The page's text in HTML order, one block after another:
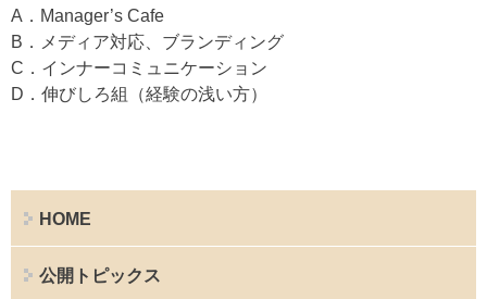
A．Manager’s Cafe
B．メディア対応、ブランディング
C．インナーコミュニケーション
D．伸びしろ組（経験の浅い方）
HOME
公開トピックス